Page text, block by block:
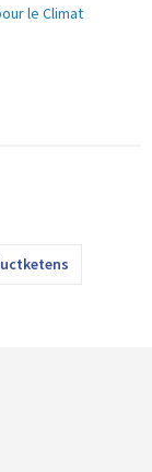
le Climat